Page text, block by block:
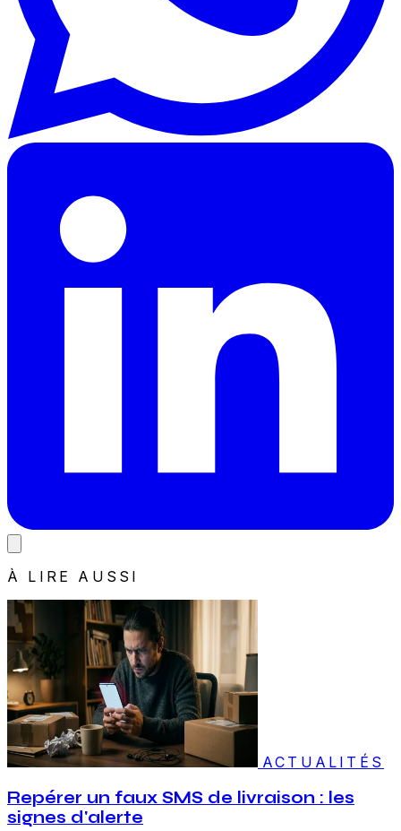
À LIRE AUSSI
ACTUALITÉS
Repérer un faux SMS de livraison : les
signes d'alerte